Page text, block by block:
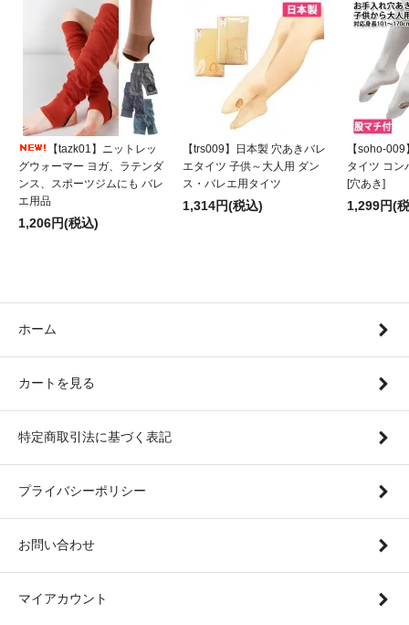
【tazk01】ニットレッ
グウォーマー ヨガ、ラテンダ
ンス、スポーツジムにも バレ
エ用品
1,206円(税込)
【trs009】日本製 穴あきバレ
エタイツ 子供～大人用 ダン
ス・バレエ用タイツ
1,314円(税込)
【soho-
タイツ コン
[穴あき]
1,299円(
ホーム
カートを見る
特定商取引法に基づく表記
プライバシーポリシー
お問い合わせ
マイアカウント